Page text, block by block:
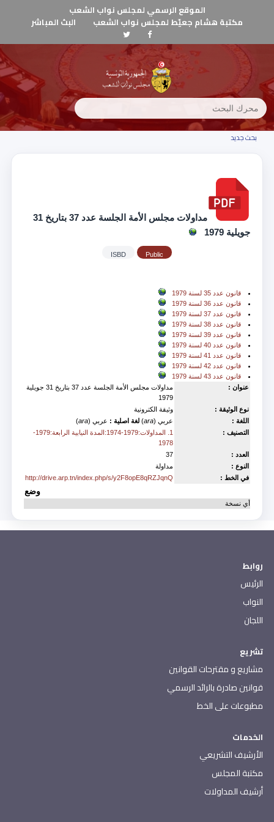
الموقع الرسمي لمجلس نواب الشعب
مكتبة هشام جعيّط لمجلس نواب الشعب
البث المباشر
بحث جديد
مداولات مجلس الأمة الجلسة عدد 37 بتاريخ 31
جويلية 1979
Public
ISBD
قانون عدد 35 لسنة 1979
قانون عدد 36 لسنة 1979
قانون عدد 37 لسنة 1979
قانون عدد 38 لسنة 1979
قانون عدد 39 لسنة 1979
قانون عدد 40 لسنة 1979
قانون عدد 41 لسنة 1979
قانون عدد 42 لسنة 1979
قانون عدد 43 لسنة 1979
عنوان :
مداولات مجلس الأمة الجلسة عدد 37 بتاريخ 31 جويلية
1979
نوع الوثيقة :
وثيقة الكترونية
اللغة :
عربي (ara
) لغة اصلية : عربي (ara
)
التصنيف :
1. المداولات:1979-1974:المدة النيابية الرابعة:1979-
1978
العدد :
37
النوع :
مداولة
في الخط :
http://drive.arp.tn/index.php/s/y2F8opE8qRZJqnQ
وضع
أي نسخة
روابط
الرئيس
النواب
اللجان
تشريع
مشاريع و مقترحات القوانين
قوانين صادرة بالرائد الرسمي
مطبوعات على الخط
الخدمات
الأرشيف التشريعي
مكتبة المجلس
أرشيف المداولات